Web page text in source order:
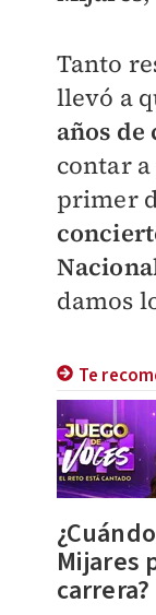
Tanto
llevó a
años
contar
primer
damos
Te
Mijares
carrera?